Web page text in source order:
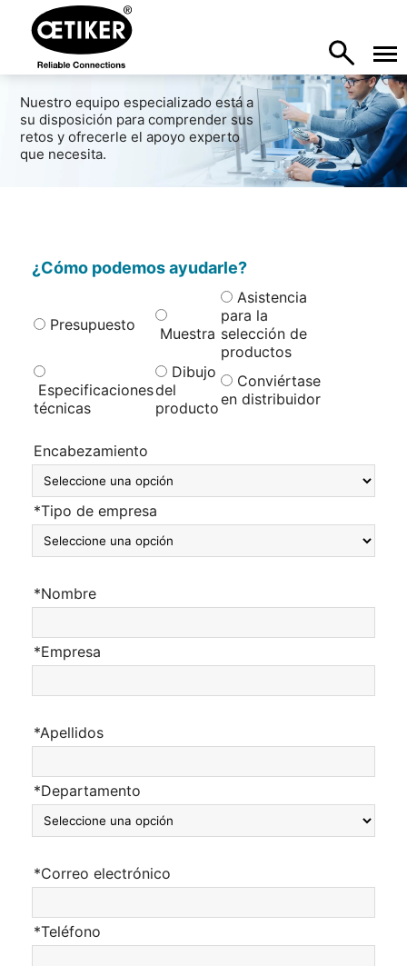
Nuestro equipo especializado está a
su disposición para comprender sus
retos y ofrecerle el apoyo experto
que necesita.
¿Cómo podemos ayudarle?
Presupuesto Muestra
Asistencia
para la
selección de
productos
Especificaciones
técnicas
Dibujo
del
producto
Conviértase
en distribuidor
Encabezamiento
*Tipo de empresa
*Nombre
*Empresa
*Apellidos
*Departamento
*Correo electrónico
*Teléfono